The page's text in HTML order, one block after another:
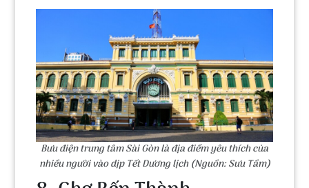
Bưu điện trung tâm Sài Gòn là địa điểm yêu thích của
nhiều người vào dịp Tết Dương lịch (Nguồn: Sưu Tầm)